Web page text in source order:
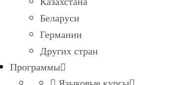
Беларуси
Германии
Других стран
Программы